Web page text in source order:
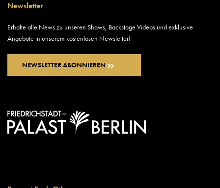
Newsletter
Erhalte alle News zu unseren Shows, Backstage Videos und exklusive
Angebote in unserem kostenlosen Newsletter!
NEWSLETTER ABONNIEREN